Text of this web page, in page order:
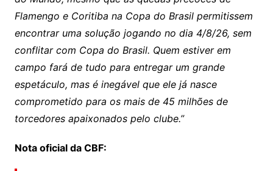
Flamengo e Coritiba na Copa do Brasil permitissem
encontrar uma solução jogando no dia 4/8/26, sem
conflitar com Copa do Brasil. Quem estiver em
campo fará de tudo para entregar um grande
espetáculo, mas é inegável que ele já nasce
comprometido para os mais de 45 milhões de
torcedores apaixonados pelo clube.”
Nota oficial da CBF: